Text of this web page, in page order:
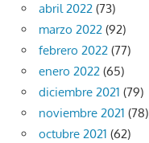
abril 2022 (73)
marzo 2022 (92)
febrero 2022 (77)
enero 2022 (65)
diciembre 2021 (79)
noviembre 2021 (78)
octubre 2021 (62)